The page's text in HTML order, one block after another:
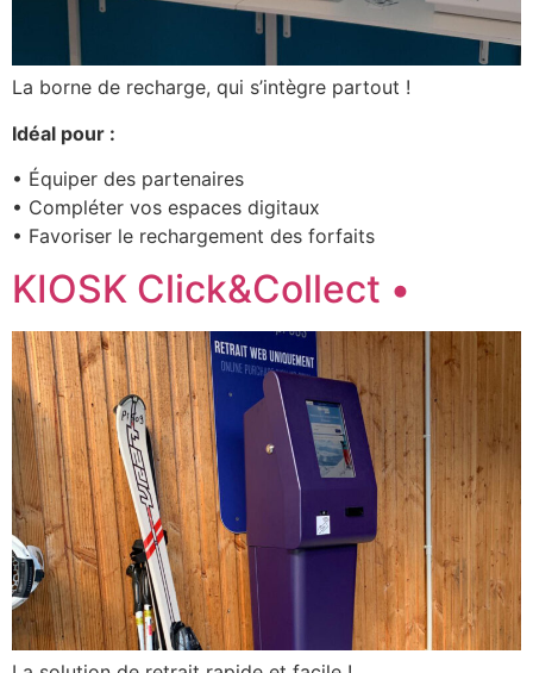
La borne de recharge, qui s’intègre partout !
Idéal pour :
• Équiper des partenaires
• Compléter vos espaces digitaux
• Favoriser le rechargement des forfaits
KIOSK Click&Collect •